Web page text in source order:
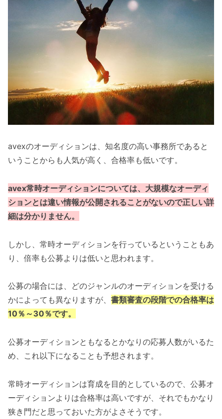
avexのオーディションは、知名度の高い事務所であると
いうことからも人気が高く、合格率も低いです。
avex常時オーディションについては、大規模なオーディ
ションとは違い情報が公開されることがないので正しい詳
細は分かりません。
しかし、常時オーディションを行っているということもあ
り、倍率も公募よりは低いと思われます。
公募の場合には、どのジャンルのオーディションを受ける
かによっても異なりますが、 書類審査の段階での合格率は
10％～30％です。
公募オーディションともなるとかなりの応募人数がいるた
め、これ以下になることも予想されます。
常時オーディションは育成を目的としているので、公募オ
ーディションよりは合格率は高いですが、それでもかなり
狭き門だと思っておいた方がよさそうです。